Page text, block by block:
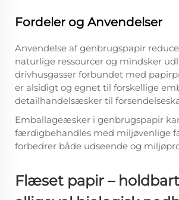
Fordeler og Anvendelser
Anvendelse af genbrugspapir
naturlige ressourcer og mindsker
drivhusgasser forbundet med
er alsidigt og egnet til forskellige
detailhandelsæsker til
Emballageæsker i genbrugspapir
færdigbehandles med miljøvenlige
forbedrer både udseende og
Flæset papir –